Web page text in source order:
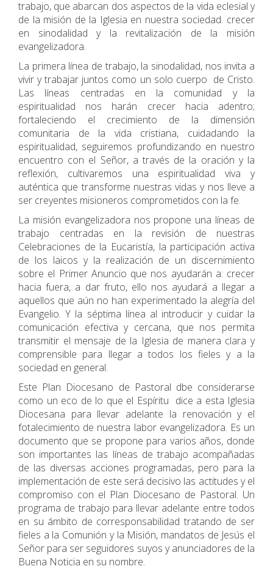
trabajo, que abarcan dos aspectos de la vida eclesial y
de la misión de la Iglesia en nuestra sociedad. crecer
en sinodalidad y la revitalización de la misión
evangelizadora.
La primera línea de trabajo, la sinodalidad, nos invita a
vivir y trabajar juntos como un solo cuerpo de Cristo.
Las líneas centradas en la comunidad y la
espiritualidad nos harán crecer hacia adentro;
fortaleciendo el crecimiento de la dimensión
comunitaria de la vida cristiana, cuidadando la
espiritualidad, seguiremos profundizando en nuestro
encuentro con el Señor, a través de la oración y la
reflexión, cultivaremos una espiritualidad viva y
auténtica que transforme nuestras vidas y nos lleve a
ser creyentes misioneros comprometidos con la fe.
La misión evangelizadora nos propone una líneas de
trabajo centradas en la revisión de nuestras
Celebraciones de la Eucaristía, la participación activa
de los laicos y la realización de un discernimiento
sobre el Primer Anuncio que nos ayudarán a: crecer
hacia fuera, a dar fruto, ello nos ayudará a llegar a
aquellos que aún no han experimentado la alegría del
Evangelio. Y la séptima línea al introducir y cuidar la
comunicación efectiva y cercana, que nos permita
transmitir el mensaje de la Iglesia de manera clara y
comprensible para llegar a todos los fieles y a la
sociedad en general.
Este Plan Diocesano de Pastoral dbe considerarse
como un eco de lo que el Espíritu dice a esta Iglesia
Diocesana para llevar adelante la renovación y el
fotalecimiento de nuestra labor evangelizadora. Es un
documento que se propone para varios años, donde
son importantes las líneas de trabajo acompañadas
de las diversas acciones programadas, pero para la
implementación de este será decisivo las actitudes y el
compromiso con el Plan Diocesano de Pastoral. Un
programa de trabajo para llevar adelante entre todos
en su ámbito de corresponsabilidad tratando de ser
fieles a la Comunión y la Misión, mandatos de Jesús el
Señor para ser seguidores suyos y anunciadores de la
Buena Noticia en su nombre.